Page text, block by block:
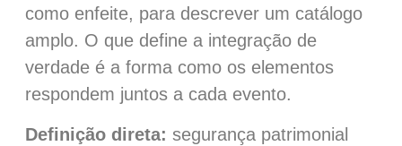
como enfeite, para descrever um catálogo
amplo. O que define a integração de
verdade é a forma como os elementos
respondem juntos a cada evento.
Definição direta: segurança patrimonial